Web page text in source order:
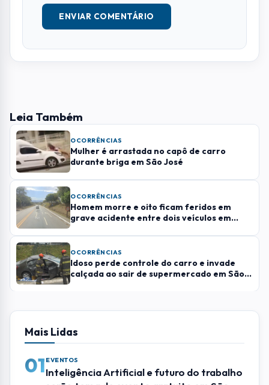
E-MAIL
COMENTÁRIO *
ENVIAR COMENTÁRIO
Leia Também
OCORRÊNCIAS
durante briga em São José